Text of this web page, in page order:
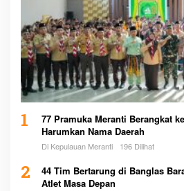
1
77 Pramuka Meranti Berangkat
Harumkan Nama Daerah
Di Kepulauan Meranti 196 Dilihat
2
44 Tim Bertarung di Banglas
Atlet Masa Depan